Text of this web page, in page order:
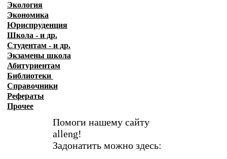
Экология
Экономика
Юриспруденция
Школа - и др.
Студентам - и др.
Экзамены школа
Абитуриентам
Библиотеки
Справочники
Рефераты
Прочее
Помоги нашему сайту
alleng!
Задонатить можно здесь: